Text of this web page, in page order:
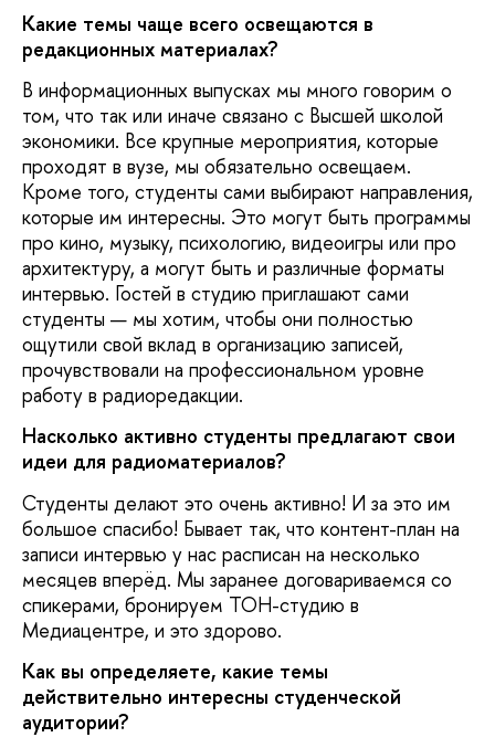
Какие темы чаще всего освещаются в
редакционных материалах?
В информационных выпусках мы много говорим о
том, что так или иначе связано с Высшей школой
экономики. Все крупные мероприятия, которые
проходят в вузе, мы обязательно освещаем.
Кроме того, студенты сами выбирают направления,
которые им интересны. Это могут быть программы
про кино, музыку, психологию, видеоигры или про
архитектуру, а могут быть и различные форматы
интервью. Гостей в студию приглашают сами
студенты — мы хотим, чтобы они полностью
ощутили свой вклад в организацию записей,
прочувствовали на профессиональном уровне
работу в радиоредакции.
Насколько активно студенты предлагают свои
идеи для радиоматериалов?
Студенты делают это очень активно! И за это им
большое спасибо! Бывает так, что контент-план на
записи интервью у нас расписан на несколько
месяцев вперёд. Мы заранее договариваемся со
спикерами, бронируем ТОН-студию в
Медиацентре, и это здорово.
Как вы определяете, какие темы
действительно интересны студенческой
аудитории?